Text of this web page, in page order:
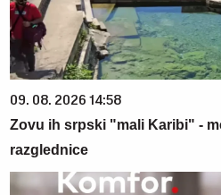
09. 08. 2026 14:58
Zovu ih srpski "mali Karibi" -
razglednice